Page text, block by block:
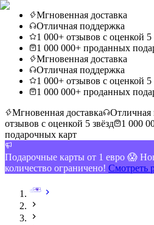
Мгновенная доставка
Отличная поддержка
1 000+ отзывов с оценкой 5
1 000 000+ проданных
Мгновенная доставка
Отличная поддержка
1 000+ отзывов с оценкой 5
1 000 000+ проданных
Мгновенная доставка
Отличная
отзывов с оценкой 5 звёзд
1 000
подарочных карт
Подарочные карты от 1 евро 😱
количество ограничено! Смотреть